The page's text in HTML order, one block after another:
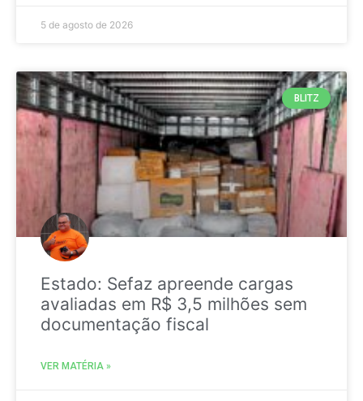
5 de agosto de 2026
BLITZ
Estado: Sefaz apreende cargas
avaliadas em R$ 3,5 milhões sem
documentação fiscal
VER MATÉRIA »